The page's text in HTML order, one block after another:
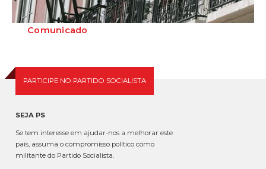
Comunicado
PARTICIPE NO PARTIDO SOCIALISTA
SEJA PS
Se tem interesse em ajudar-nos a melhorar este
país, assuma o compromisso político como
militante do Partido Socialista.